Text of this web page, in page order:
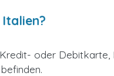
oder Debitkarte,